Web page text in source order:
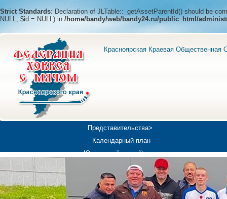
Strict Standards: Declaration of JLTable::_getAssetParentId() should be
NULL, $id = NULL) in /home/bandy/web/bandy24.ru/public_html/
Красноярская Краевая Общественная
Представительства>
Календарный план
Юношеский хоккей>
Медиа>